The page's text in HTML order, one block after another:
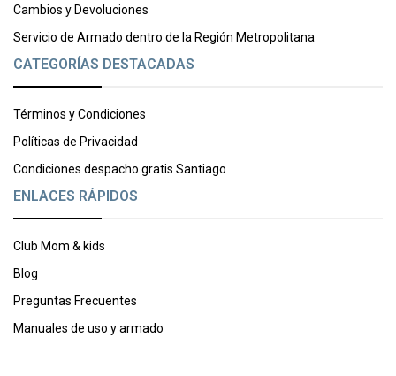
Cambios y Devoluciones
Servicio de Armado dentro de la Región Metropolitana
CATEGORÍAS DESTACADAS
Términos y Condiciones
Políticas de Privacidad
Condiciones despacho gratis Santiago
ENLACES RÁPIDOS
Club Mom & kids
Blog
Preguntas Frecuentes
Manuales de uso y armado